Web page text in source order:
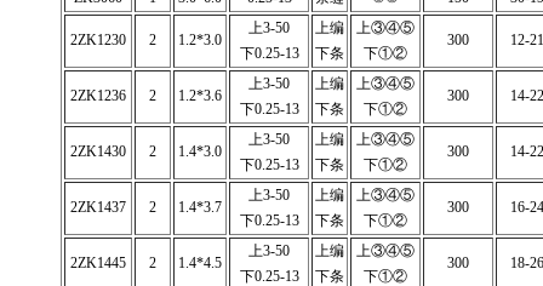
2ZK1230 2 1.2*3.0
上3-50
下0.25-13
上编
下条
上③④⑤
下①②
300 12-
2ZK1236 2 1.2*3.6
上3-50
下0.25-13
上编
下条
上③④⑤
下①②
300 14-
2ZK1430 2 1.4*3.0
上3-50
下0.25-13
上编
下条
上③④⑤
下①②
300 14-
2ZK1437 2 1.4*3.7
上3-50
下0.25-13
上编
下条
上③④⑤
下①②
300 16-
2ZK1445 2 1.4*4.5
上3-50
下0.25-13
上编
下条
上③④⑤
下①②
300 18-